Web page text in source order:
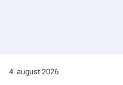
4. august 2026